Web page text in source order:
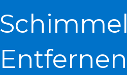
Schimmel
Entfernen